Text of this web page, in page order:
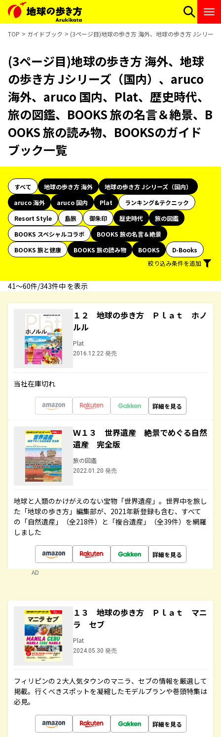
TOP ガイドブック (3ページ目)地球の歩き方 海外、地球の歩き方 Jシリー
(3ページ目)地球の歩き方 海外、地球
の歩き方 Jシリーズ（国内）、aruco
海外、aruco 国内、Plat、歴史時代、
旅の図鑑、BOOKS 旅の名言＆絶景、B
OOKS 旅の読み物、BOOKSのガイド
ブック一覧
すべて 地球の歩き方 海外
地球の歩き方 Jシリーズ（国内）
aruco 海外
aruco 国内 Plat
ランキング&テクニック
Resort Style
島旅 御朱印 歴史時代
旅の図鑑
BOOKS スペシャルコラボ
BOOKS 旅の名言＆絶景
BOOKS 旅と健康
BOOKS 旅の読み物 BOOKS
D-Books
絞り込み条件を追加
41〜60件/343件中 を表示
１２ 地球の歩き方 Ｐｌａｔ ホノ
ルル
Plat
2016.12.22 発売
当社在庫切れ
詳細を見る
Ｗ１３ 世界遺産 絶景でめぐる自然
遺産 完全版
旅の図鑑
2022.01.20 発売
地球と人類のかけがえのない宝物「世界遺産」。世界中を旅し
た「地球の歩き方」編集部が、2021年新登録も含む、すべて
の「自然遺産」（全218件）と「複合遺産」（全39件）を網羅
しました
詳細を見る
AD
１３ 地球の歩き方 Ｐｌａｔ マニ
ラ セブ
Plat
2024.05.30 発売
フィリピンの２大人気タウンのマニラ、セブの情報を厳選して
掲載。行くべきスポットを凝縮したモデルプランや巻頭特集は
必見。
詳細を見る